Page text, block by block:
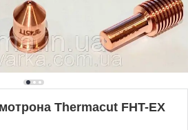
Thermacut FHT-EX